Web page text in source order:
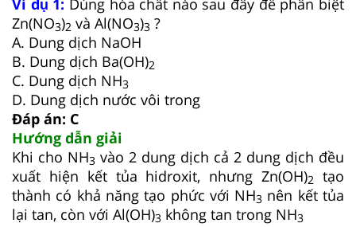
Zn(NO3)2 và Al(NO3)3 ?
A. Dung dịch NaOH
B. Dung dịch Ba(OH)2
C. Dung dịch NH3
D. Dung dịch nước vôi trong
Đáp án: C
Hướng dẫn giải
Khi cho NH3 vào 2 dung dịch cả 2 dung dịch đều
xuất hiện kết tủa hidroxit, nhưng Zn(OH)2
tạo
thành có khả năng tạo phức với NH3 nên kết tủa
lại tan, còn với Al(OH)3 không tan trong NH3